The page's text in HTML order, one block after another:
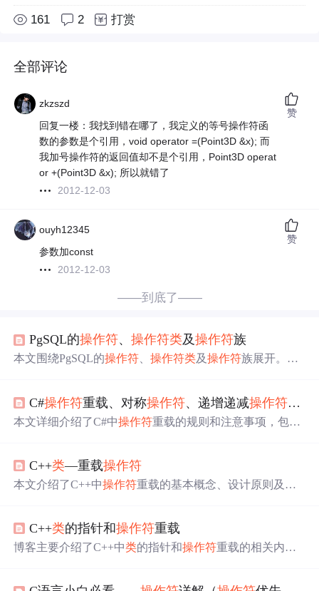
161 2 打赏
全部评论
zkzszd
回复一楼：我找到错在哪了，我定义的等号操作符函
数的参数是个引用，void operator =(Point3D &x); 而
我加号操作符的返回值却不是个引用，Point3D operat
or +(Point3D &x); 所以就错了
2012-12-03
赞
ouyh12345
参数加const
2012-12-03
赞
——到底了——
PgSQL的操作符、操作符类及操作符族
本文围绕PgSQL的操作符 、操作符类及操作符族展开。
操
操作符类让索引生效的原理，对比操作符类和操作符族差
异，还说明了索引使用的判断方法。
C#操作符重载、对称操作符、递增递减操作符的重
本文详细介绍了C#中操作符重载的规则和注意事项，包括
符 的使用，如提供内建转换、实现自定义转换，以及它们
在对称操作符中的作用。
C++类—重载操作符
本文介绍了C++中操作符重载的基本概念、设计原则及最
C++类的指针和操作符重载
博客主要介绍了C++中类的指针和操作符重载的相关内